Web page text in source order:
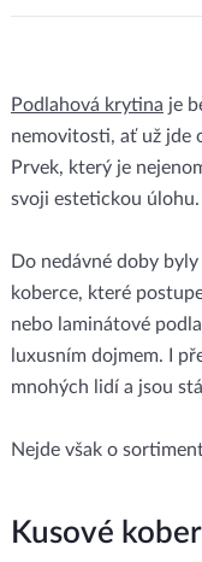
Podlahová krytina je
nemovitosti, ať už jde
Prvek, který je
svoji estetickou úlohu.
Do nedávné doby
koberce, které
nebo laminátové
luxusním dojmem. I
mnohých lidí a jsou
Nejde však o
Kusové